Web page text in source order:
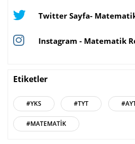
Twitter Sayfa-
Instagram - Matematik
Etiketler
#YKS #TYT
#MATEMATIK